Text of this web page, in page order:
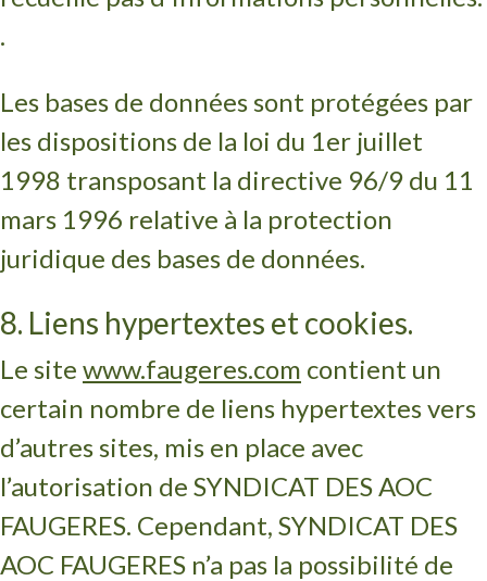
.
Les bases de données sont protégées par
les dispositions de la loi du 1er juillet
1998 transposant la directive 96/9 du 11
mars 1996 relative à la protection
juridique des bases de données.
8. Liens hypertextes et cookies.
Le site www.faugeres.com contient un
certain nombre de liens hypertextes vers
d’autres sites, mis en place avec
l’autorisation de SYNDICAT DES AOC
FAUGERES. Cependant, SYNDICAT DES
AOC FAUGERES n’a pas la possibilité de